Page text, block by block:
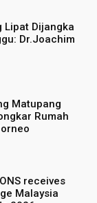
Lipat Dijangka
Dr.Joachim
Matupang
Rumah
receives
Malaysia